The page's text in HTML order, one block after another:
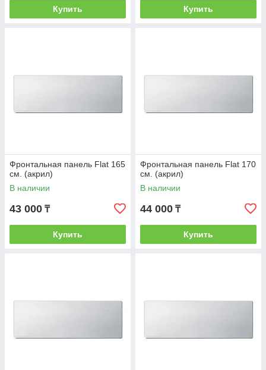
Купить Купить
Фронтальная панель Flat 165
см. (акрил)
В наличии
43 000 ₸
Купить
Фронтальная панель Flat 170
см. (акрил)
В наличии
44 000 ₸
Купить